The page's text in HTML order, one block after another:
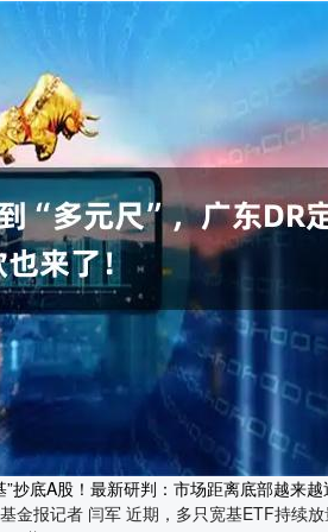
抄底A股！最新研判：市场距离底部越来
金报记者 闫军 近期，多只宽基ETF持